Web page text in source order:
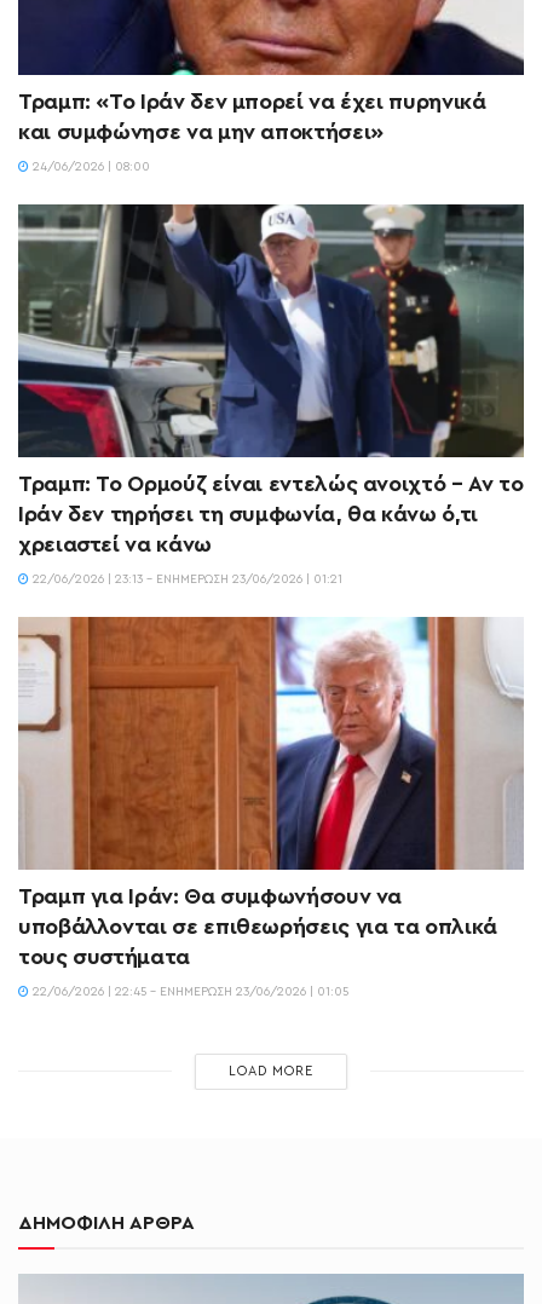
Τραμπ: «Το Ιράν δεν μπορεί να έχει πυρηνικά
και συμφώνησε να μην αποκτήσει»
24/06/2026 | 08:00
Τραμπ: Το Ορμούζ είναι εντελώς ανοιχτό – Αν το
Ιράν δεν τηρήσει τη συμφωνία, θα κάνω ό,τι
χρειαστεί να κάνω
22/06/2026 | 23:13 - ΕΝΗΜΈΡΩΣΗ 23/06/2026 | 01:21
Τραμπ για Ιράν: Θα συμφωνήσουν να
υποβάλλονται σε επιθεωρήσεις για τα οπλικά
τους συστήματα
22/06/2026 | 22:45 - ΕΝΗΜΈΡΩΣΗ 23/06/2026 | 01:05
LOAD MORE
ΔΗΜΟΦΙΛΗ ΑΡΘΡΑ